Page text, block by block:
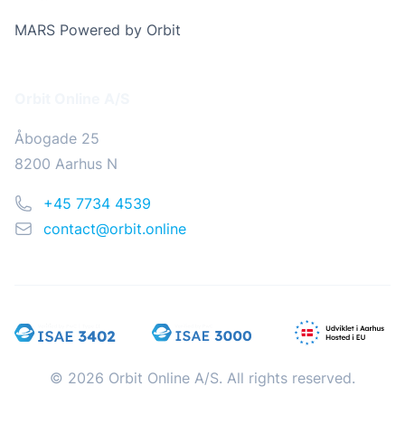
MARS Powered by Orbit
Åbogade 25
8200 Aarhus N
Telefon+45 7734 4539
Emailcontact@orbit.online
© 2026 Orbit Online A/S. All rights reserved.